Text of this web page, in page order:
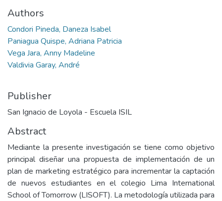
Authors
Condori Pineda, Daneza Isabel
Paniagua Quispe, Adriana Patricia
Vega Jara, Anny Madeline
Valdivia Garay, André
Publisher
San Ignacio de Loyola - Escuela ISIL
Abstract
Mediante la presente investigación se tiene como objetivo
principal diseñar una propuesta de implementación de un
plan de marketing estratégico para incrementar la captación
de nuevos estudiantes en el colegio Lima International
School of Tomorrow (LISOFT). La metodología utilizada para